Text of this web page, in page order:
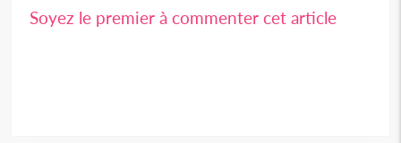
Soyez le premier à commenter cet article